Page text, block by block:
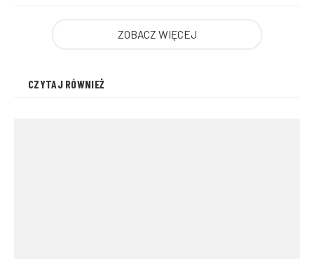
ZOBACZ WIĘCEJ
CZYTAJ RÓWNIEŻ